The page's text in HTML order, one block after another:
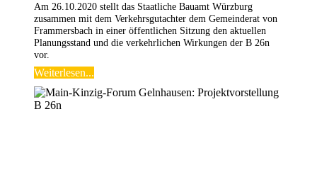
Am 26.10.2020 stellt das Staatliche Bauamt Würzburg
zusammen mit dem Verkehrsgutachter dem Gemeinderat von
Frammersbach in einer öffentlichen Sitzung den aktuellen
Planungsstand und die verkehrlichen Wirkungen der B 26n
vor.
Weiterlesen...